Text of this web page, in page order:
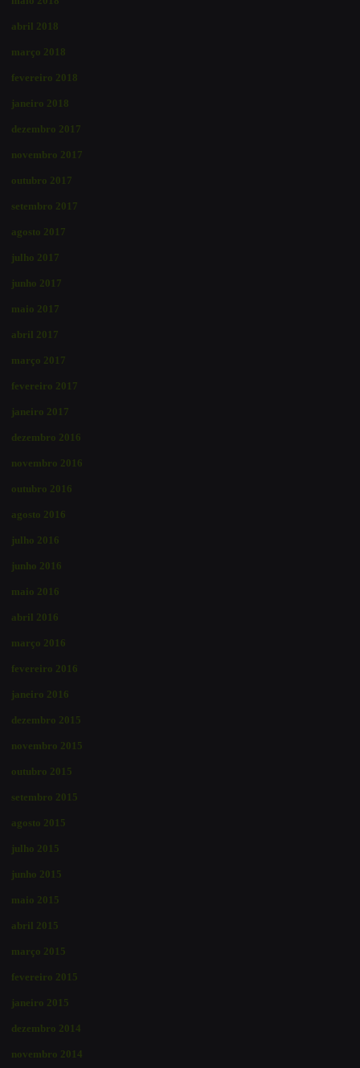
abril 2018
março 2018
fevereiro 2018
janeiro 2018
dezembro 2017
novembro 2017
outubro 2017
setembro 2017
agosto 2017
julho 2017
junho 2017
maio 2017
abril 2017
março 2017
fevereiro 2017
janeiro 2017
dezembro 2016
novembro 2016
outubro 2016
agosto 2016
julho 2016
junho 2016
maio 2016
abril 2016
março 2016
fevereiro 2016
janeiro 2016
dezembro 2015
novembro 2015
outubro 2015
setembro 2015
agosto 2015
julho 2015
junho 2015
maio 2015
abril 2015
março 2015
fevereiro 2015
janeiro 2015
dezembro 2014
novembro 2014